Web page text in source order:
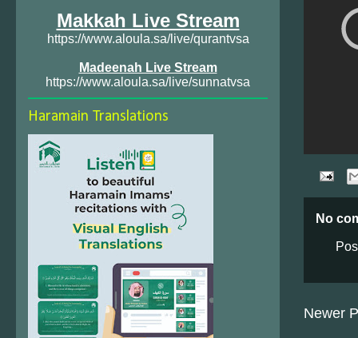
No
Newer
Makkah Live Stream
https://www.aloula.sa/live/qurantvsa
Madeenah Live Stream
https://www.aloula.sa/live/sunnatvsa
Haramain Translations